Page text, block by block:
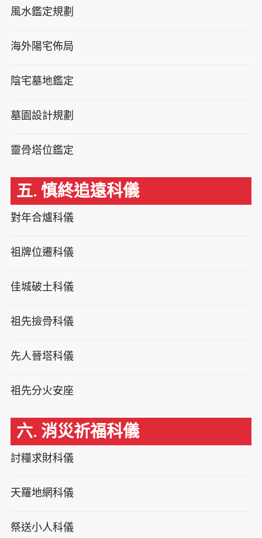
風水鑑定規劃
海外陽宅佈局
陰宅墓地鑑定
墓園設計規劃
靈骨塔位鑑定
五. 慎終追遠科儀
對年合爐科儀
祖牌位遷科儀
佳城破土科儀
祖先撿骨科儀
先人晉塔科儀
祖先分火安座
六. 消災祈福科儀
討糧求財科儀
天羅地網科儀
祭送小人科儀